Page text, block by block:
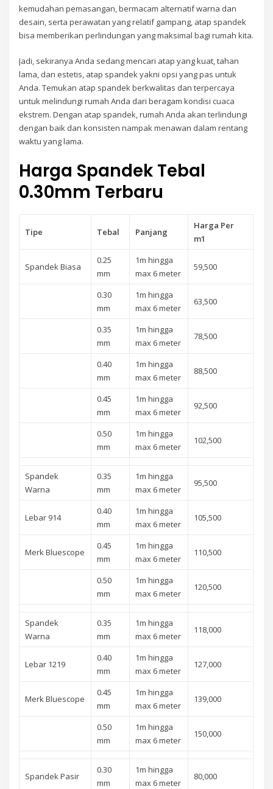
kemudahan pemasangan, bermacam alternatif warna dan
desain, serta perawatan yang relatif gampang, atap spandek
bisa memberikan perlindungan yang maksimal bagi rumah kita.
Jadi, sekiranya Anda sedang mencari atap yang kuat, tahan
lama, dan estetis, atap spandek yakni opsi yang pas untuk
Anda. Temukan atap spandek berkwalitas dan terpercaya
untuk melindungi rumah Anda dari beragam kondisi cuaca
ekstrem. Dengan atap spandek, rumah Anda akan terlindungi
dengan baik dan konsisten nampak menawan dalam rentang
waktu yang lama.
Harga Spandek Tebal
0.30mm Terbaru
Tipe Tebal Panjang
Harga Per
m1
Spandek Biasa
0.25
mm
1m hingga
max 6 meter
59,500
0.30
mm
1m hingga
max 6 meter
63,500
0.35
mm
1m hingga
max 6 meter
78,500
0.40
mm
1m hingga
max 6 meter
88,500
0.45
mm
1m hingga
max 6 meter
92,500
0.50
mm
1m hingga
max 6 meter
102,500
Spandek
Warna
0.35
mm
1m hingga
max 6 meter
95,500
Lebar 914
0.40
mm
1m hingga
max 6 meter
105,500
Merk Bluescope
0.45
mm
1m hingga
max 6 meter
110,500
0.50
mm
1m hingga
max 6 meter
120,500
Spandek
Warna
0.35
mm
1m hingga
max 6 meter
118,000
Lebar 1219
0.40
mm
1m hingga
max 6 meter
127,000
Merk Bluescope
0.45
mm
1m hingga
max 6 meter
139,000
0.50
mm
1m hingga
max 6 meter
150,000
Spandek Pasir
0.30
mm
1m hingga
max 6 meter
80,000